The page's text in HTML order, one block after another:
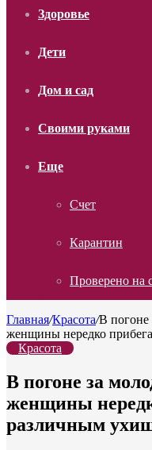
Здоровье
Дети
Дом и сад
Своими руками
Еще
Счет
Карантин
Проверено на
Главная/Красота/В погоне
женщины нередко
Красота
В погоне за
женщины
различным